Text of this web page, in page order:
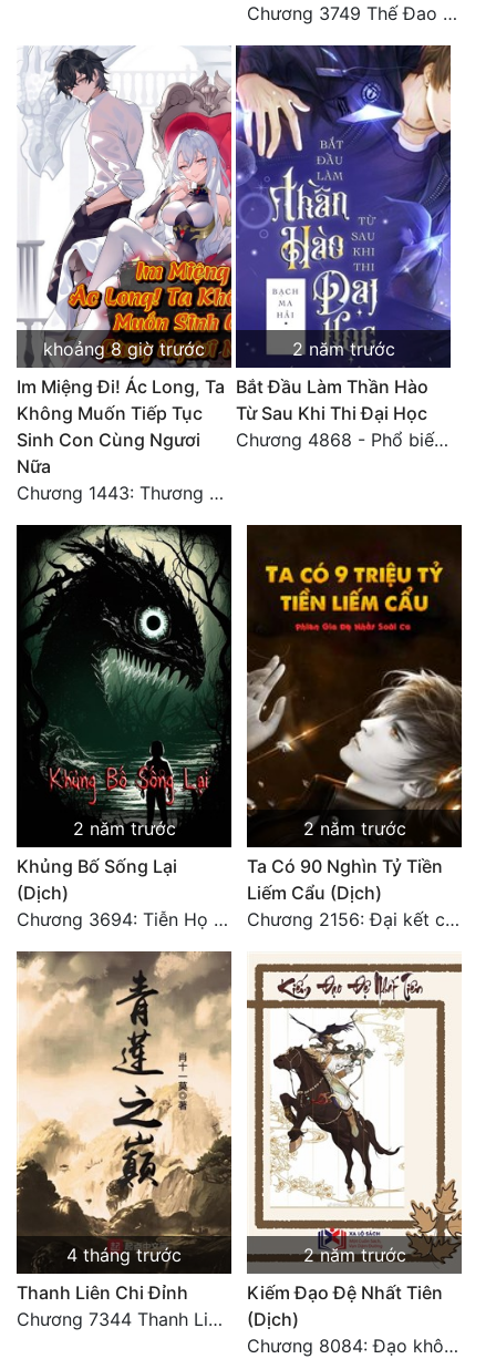
Chương 3749 Thế Đao xuất kích
khoảng 8 giờ trước
Im Miệng Đi! Ác Long, Ta
Không Muốn Tiếp Tục
Sinh Con Cùng Ngươi
Nữa
Chương 1443: Thương Hoành Vạn Vật (Cuối cùng)
2 năm trước
Bắt Đầu Làm Thần Hào
Từ Sau Khi Thi Đại Học
Chương 4868 - Phổ biến Hạ Quốc tệ!
2 năm trước
Khủng Bố Sống Lại
(Dịch)
Chương 3694: Tiễn Họ Đoạn Đường Cuối - Hoàn
2 năm trước
Ta Có 90 Nghìn Tỷ Tiền
Liếm Cẩu (Dịch)
Chương 2156: Đại kết cục!!!
4 tháng trước
Thanh Liên Chi Đỉnh
Chương 7344 Thanh Liên đỉnh (Đại kết cục) (2) HẾT.
2 năm trước
Kiếm Đạo Đệ Nhất Tiên
(Dịch)
Chương 8084: Đạo không bờ bến (Đại kết cục) (10)